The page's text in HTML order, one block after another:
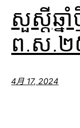
សួស្តីឆ្ន
ព.ស.២
4月 17, 2024